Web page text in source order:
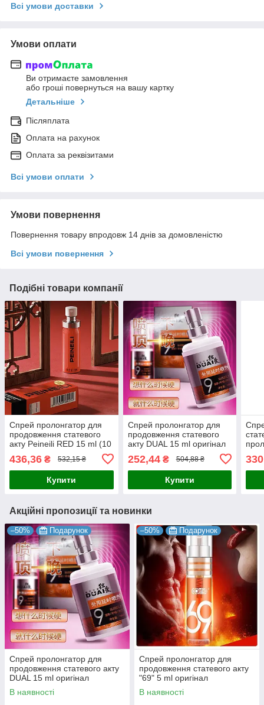
Всі умови доставки
Умови оплати
Ви отримаєте замовлення
або гроші повернуться на вашу картку
Детальніше
Післяплата
Оплата на рахунок
Оплата за реквізитами
Всі умови оплати
Умови повернення
Повернення товару впродовж 14 днів за домовленістю
Всі умови повернення
Подібні товари компанії
Спрей пролонгатор для
продовження статевого
акту Peineili RED 15 ml (10
436,36 ₴ 532,15 ₴
Купити
Спрей пролонгатор для
продовження статевого
акту DUAL 15 ml оригінал
252,44₴ 504,88 ₴
Купити
Акційні пропозиції та новинки
–50% Подарунок
Спрей пролонгатор для
продовження статевого акту
DUAL 15 ml оригінал
6971341304550
В наявності
–50% Подарунок
Спрей пролонгатор для
продовження статевого акту
"69" 5 ml оригінал
6974012338700
В наявності